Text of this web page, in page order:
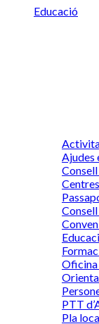
Educació
Ajudes
Oficina
PTT
Pla